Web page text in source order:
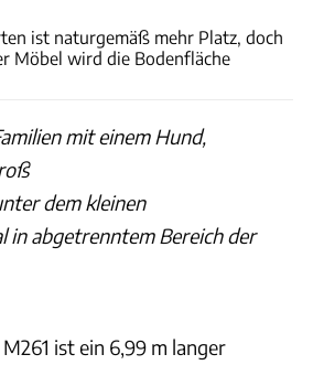
ist naturgemäß mehr Platz, doch
Möbel wird die Bodenfläche
mit einem Hund,
dem kleinen
in abgetrenntem Bereich der
ist ein 6,99 m langer